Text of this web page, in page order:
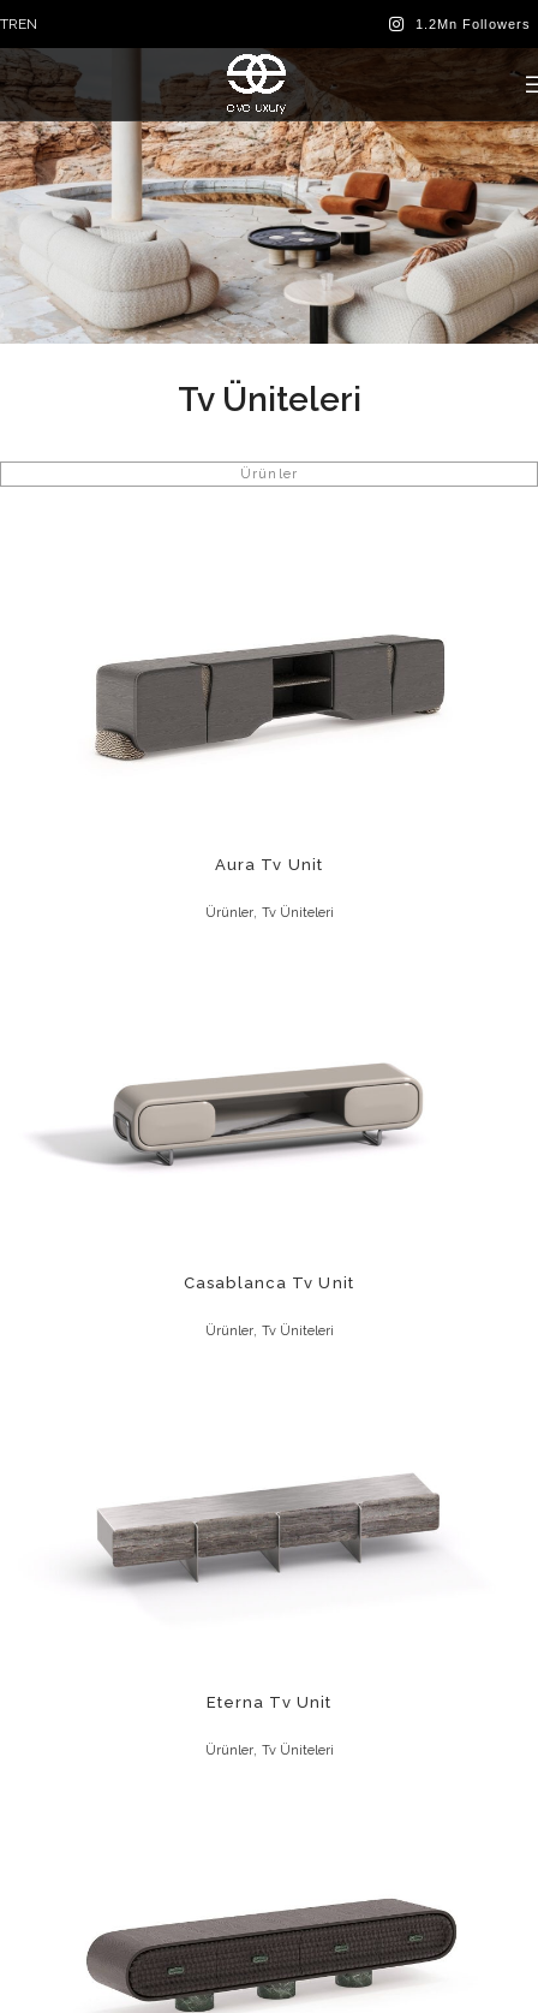
TREN
Tv Üniteleri
Ürünler
Aura Tv Unit
Ürünler, Tv Üniteleri
Casablanca Tv Unit
Ürünler, Tv Üniteleri
Eterna Tv Unit
Ürünler, Tv Üniteleri